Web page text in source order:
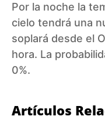
Por la noche la
cielo tendrá una
soplará desde el
hora. La
0%.
Artículos